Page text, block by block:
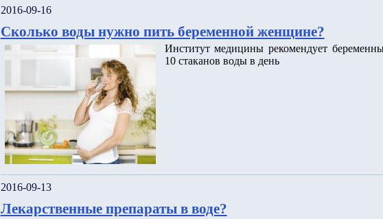
2016-09-16
Сколько воды нужно пить беременной женщине?
Институт медицины рекомендует
10 стаканов воды в день
2016-09-13
Лекарственные препараты в воде?